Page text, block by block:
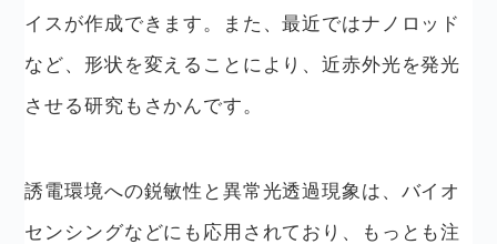
イスが作成できます。また、最近ではナノロッド
など、形状を変えることにより、近赤外光を発光
させる研究もさかんです。
誘電環境への鋭敏性と異常光透過現象は、バイオ
センシングなどにも応用されており、もっとも注